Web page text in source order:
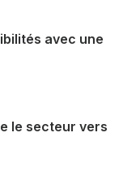
avec une
le secteur vers